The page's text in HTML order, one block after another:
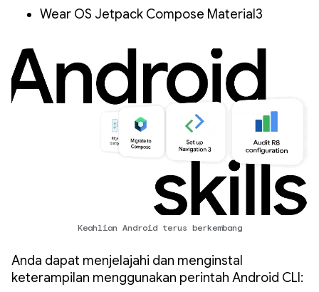
Wear OS Jetpack Compose Material3
Keahlian Android terus berkembang
Anda dapat menjelajahi dan menginstal
keterampilan menggunakan perintah Android CLI: